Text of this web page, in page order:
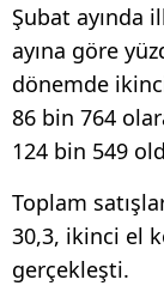
Şubat ayında
ayına göre
dönemde
86 bin 764
124 bin 549
Toplam
30,3, ikinci el
gerçekleşti.